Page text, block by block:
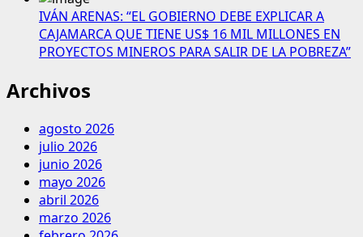
IVÁN ARENAS: “EL GOBIERNO DEBE EXPLICAR A
CAJAMARCA QUE TIENE US$ 16 MIL MILLONES EN
PROYECTOS MINEROS PARA SALIR DE LA POBREZA”
Archivos
agosto 2026
julio 2026
junio 2026
mayo 2026
abril 2026
marzo 2026